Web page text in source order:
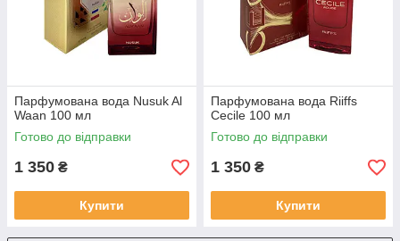
Парфумована вода Nusuk Al
Waan 100 мл
Готово до відправки
1 350 ₴
Купити
Парфумована вода Riiffs
Cecile 100 мл
Готово до відправки
1 350 ₴
Купити